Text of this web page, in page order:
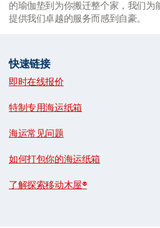
的瑜伽垫到为你搬迁整个家，我们为
提供我们卓越的服务而感到自豪。
快速链接
即时在线报价
特制专用海运纸箱
海运常见问题
如何打包你的海运纸箱
了解探索移动木屋®